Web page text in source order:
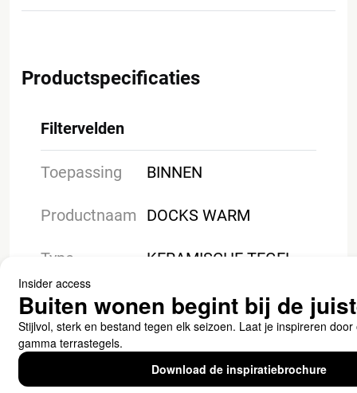
Productspecificaties
Filtervelden
Toepassing BINNEN
Productnaam DOCKS WARM
Type KERAMISCHE TEGEL